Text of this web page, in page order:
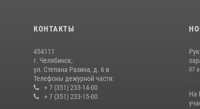
КОНТАКТЫ
454111
г. Челябинск,
ул. Степана Разина, д. 6 в
Телефоны дежурной части:
+ 7 (351) 233-14-00
+ 7 (351) 233-15-00
07
На